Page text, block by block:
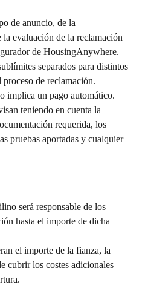
de anuncio, de la
evaluación de la reclamación
de HousingAnywhere.
separados para distintos
de reclamación.
implica un pago automático.
teniendo en cuenta la
requerida, los
pruebas aportadas y cualquier
será responsable de los
hasta el importe de dicha
el importe de la fianza, la
cubrir los costes adicionales